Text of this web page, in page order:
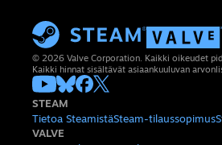
© 2026 Valve Corporation. Kaikki oikeudet
Kaikki hinnat sisältävät asiaankuuluvan
STEAM
Tietoa SteamistäSteam-tilaussopimus
VALVE